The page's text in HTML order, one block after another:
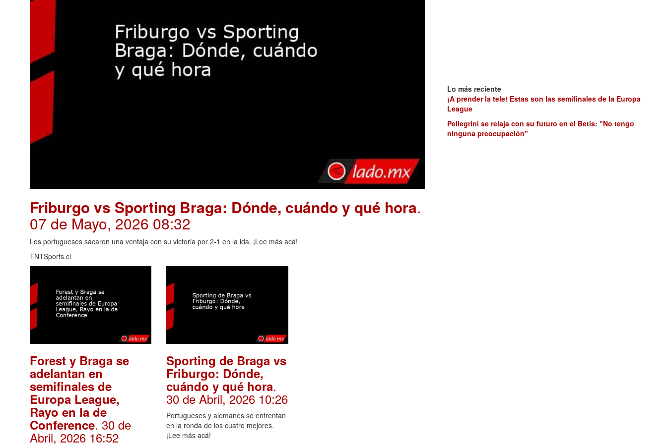
Friburgo vs Sporting Braga: Dónde, cuándo y qué hora.
07 de Mayo, 2026 08:32
Los portugueses sacaron una ventaja con su victoria por 2-1 en la ida. ¡Lee más acá!
TNTSports.cl
Forest y Braga se
adelantan en
semifinales de
Europa League,
Rayo en la de
Conference. 30 de
Abril, 2026 16:52
Sporting de Braga vs
Friburgo: Dónde,
cuándo y qué hora.
30 de Abril, 2026 10:26
Portugueses y alemanes se enfrentan
en la ronda de los cuatro mejores.
¡Lee más acá!
Lo más reciente
¡A prender la tele! Estas son las semifinales de la Europa
League
Pellegrini se relaja con su futuro en el Betis: "No tengo
ninguna preocupación"